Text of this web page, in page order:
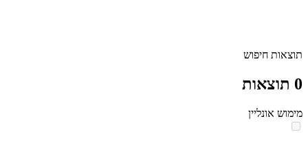
תוצאות חיפוש
0 תוצאות
מימוש אונליין